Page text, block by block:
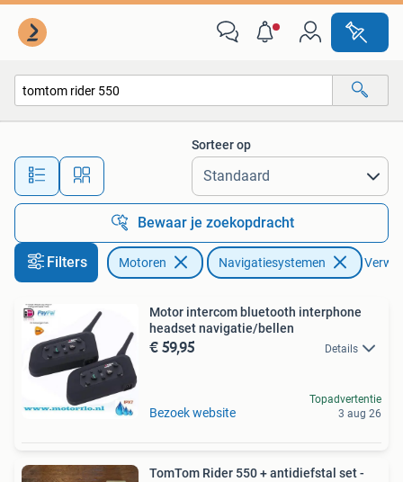
Alle afstanden…
Sorteer op
Bewaar je zoekopdracht
Filters Motoren Navigatiesystemen
Motor intercom bluetooth interphone
headset navigatie/bellen
€ 59,95 Details
Bezoek website
Topadvertentie
3 aug 26
TomTom Rider 550 + antidiefstal set -